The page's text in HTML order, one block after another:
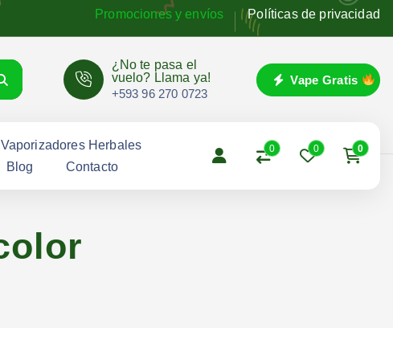
Promociones y envíos Políticas de privacidad
¿No te pasa el
vuelo? Llama ya!
+593 96 270 0723
Vape Gratis
Vaporizadores Herbales
Blog Contacto
0 0 0